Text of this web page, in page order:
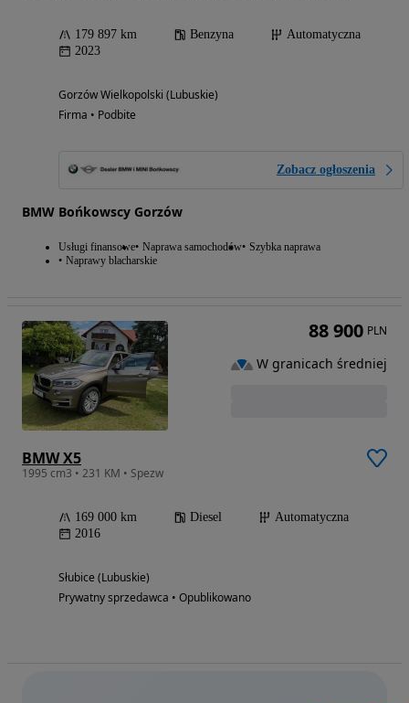
179 897 km Benzyna
Automatyczna
2023
Gorzów Wielkopolski (Lubuskie)
Firma • Podbite
Zobacz ogłoszenia
BMW Bońkowscy Gorzów
Usługi finansowe Naprawa samochodów Szybka naprawa
Naprawy blacharskie
BMW X5
1995 cm3 • 231 KM • Spezw
169 000 km Diesel
Automatyczna
2016
Słubice (Lubuskie)
Prywatny sprzedawca • Opublikowano
88 900 PLN
W granicach średniej